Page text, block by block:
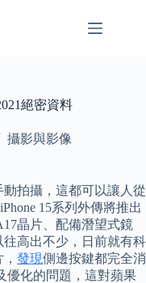
絕密資料
攝影與影像
拍攝，這都可以讓人從
15系列外傳將推出
晶片、配備潛望式鏡
高出不少，日前就有科
發現側邊按鍵都完全消
優化的問題，這對蘋果